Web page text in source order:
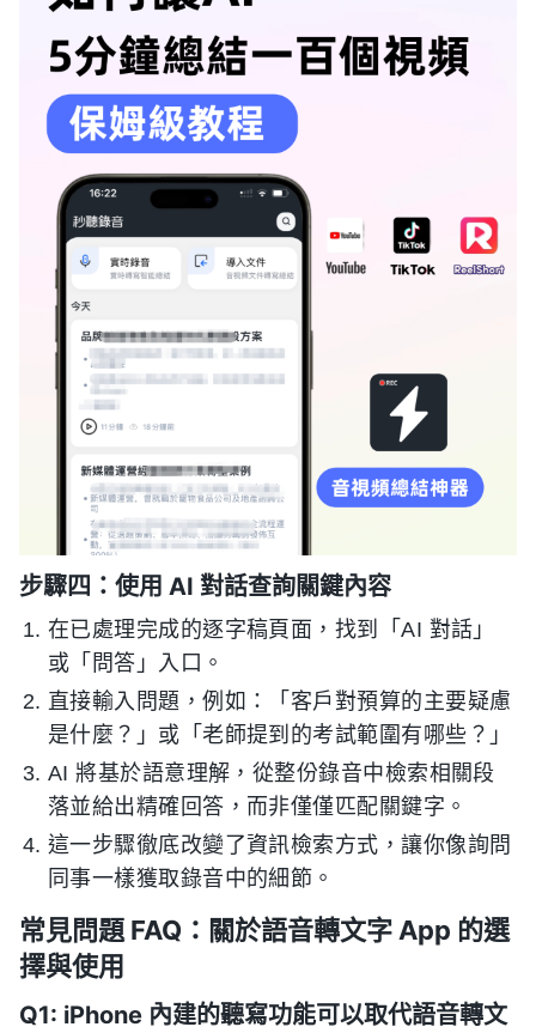
步驟四：使用 AI 對話查詢關鍵內容
在已處理完成的逐字稿頁面，找到「AI 對話」
或「問答」入口。
直接輸入問題，例如：「客戶對預算的主要疑慮
是什麼？」或「老師提到的考試範圍有哪些？」
AI 將基於語意理解，從整份錄音中檢索相關段
落並給出精確回答，而非僅僅匹配關鍵字。
這一步驟徹底改變了資訊檢索方式，讓你像詢問
同事一樣獲取錄音中的細節。
常見問題 FAQ：關於語音轉文字 App 的選
擇與使用
Q1: iPhone 內建的聽寫功能可以取代語音轉文